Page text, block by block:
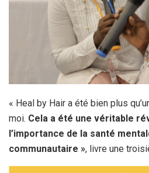
« Heal by Hair a été bien plus
moi. Cela a été une véritable
l’importance de la santé
communautaire », livre une